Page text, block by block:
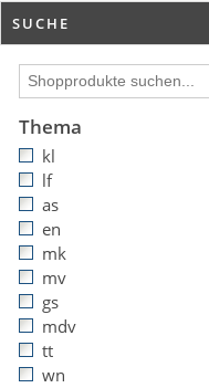
SUCHE
Thema
kl
lf
as
en
mk
mv
gs
mdv
tt
wn